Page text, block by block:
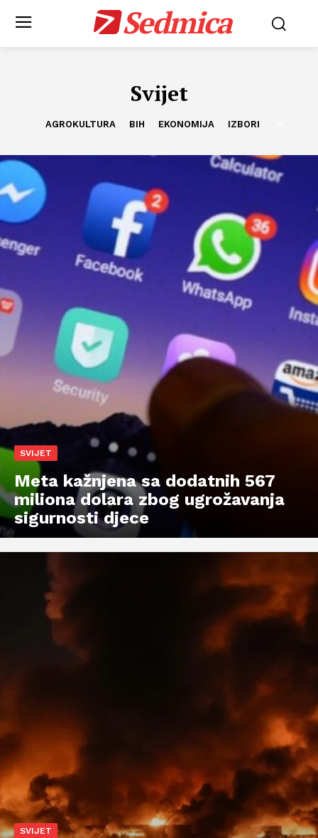
Sedmica
Svijet
AGROKULTURA BIH EKONOMIJA IZBORI
SVIJET
Meta kažnjena sa dodatnih 567
miliona dolara zbog ugrožavanja
sigurnosti djece
SVIJET